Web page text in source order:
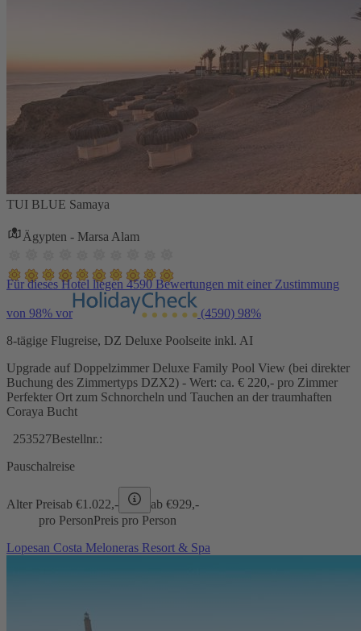
TUI BLUE Samaya
Ägypten - Marsa Alam
Für dieses Hotel liegen 4590 Bewertungen mit einer Zustimmung
von 98% vor (4590) 98%
8-tägige Flugreise, DZ Deluxe Poolseite inkl. AI
Upgrade auf Doppelzimmer Deluxe Family Pool View (bei direkter
Buchung des Zimmertyps DZX2) - Wert: ca. € 220,- pro Zimmer
Perfekter Ort zum Schnorcheln und Tauchen an der traumhaften
Coraya Bucht
253527Bestellnr.:
Pauschalreise
Alter Preisab €1.022,- ab €929,-
pro PersonPreis pro Person
Lopesan Costa Meloneras Resort & Spa